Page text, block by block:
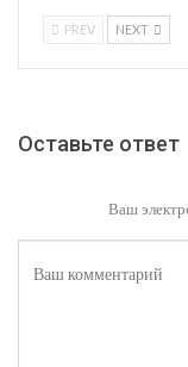
PREV NEXT
Оставьте ответ
Ваш